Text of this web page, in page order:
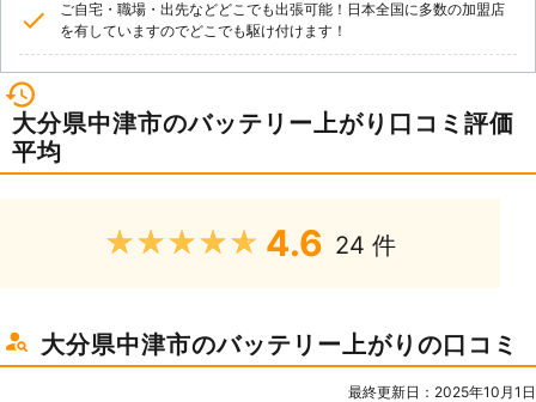
ご自宅・職場・出先などどこでも出張可能！日本全国に多数の加盟店
を有していますのでどこでも駆け付けます！
大分県中津市のバッテリー上がり口コミ評価
平均
★★★★★ 4.6 24 件
大分県中津市のバッテリー上がりの口コミ
最終更新日：2025年10月1日